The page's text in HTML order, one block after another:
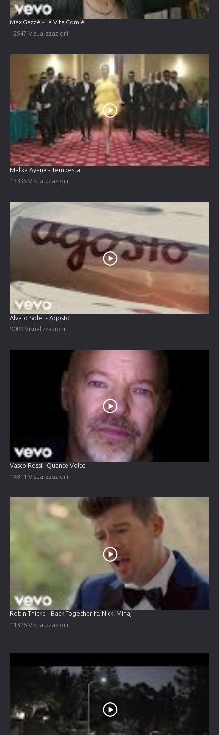
Max Gazzé - La Vita Com'è
12947 Visualizzazioni
Malika Ayane - Tempesta
13338 Visualizzazioni
Alvaro Soler - Agosto
9089 Visualizzazioni
Vasco Rossi - Quante Volte
14911 Visualizzazioni
Robin Thicke - Back Together ft. Nicki Minaj
11326 Visualizzazioni